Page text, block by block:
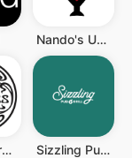
Nando's UK & IE - Order Now
PizzaExpress Sizzling Pubs